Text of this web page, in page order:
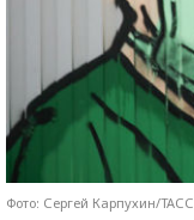
Фото: Сергей Карпухин/ТАСС